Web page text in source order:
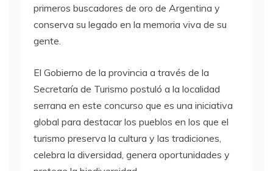
primeros buscadores de oro de Argentina y
conserva su legado en la memoria viva de su
gente.
El Gobierno de la provincia a través de la
Secretaría de Turismo postuló a la localidad
serrana en este concurso que es una iniciativa
global para destacar los pueblos en los que el
turismo preserva la cultura y las tradiciones,
celebra la diversidad, genera oportunidades y